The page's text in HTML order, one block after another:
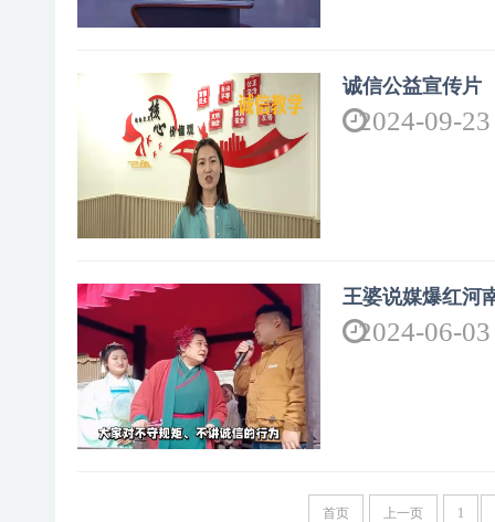
诚信公益宣传片
2024-09-23
王婆说媒爆红河
2024-06-03
首页 上一页 1